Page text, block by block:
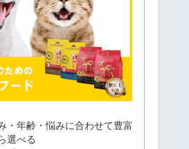
・年齢・悩みに合わせて豊富
選べる